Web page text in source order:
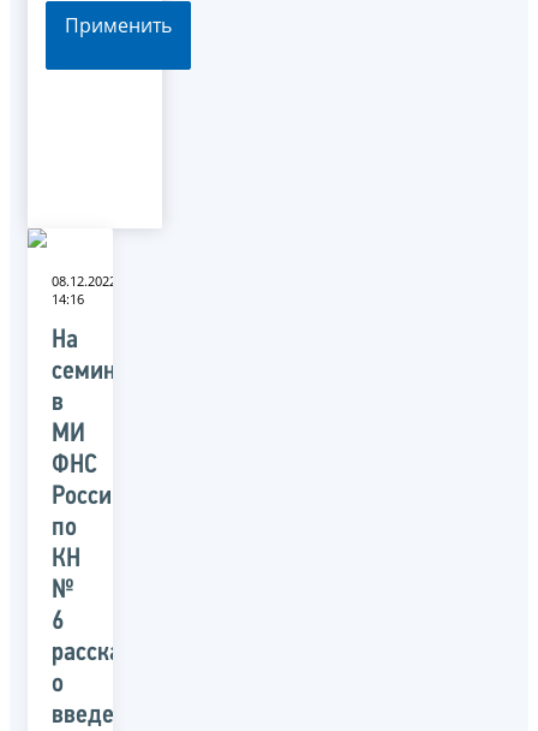
Применить
08.12.2022
14:16
На
семинаре
в
МИ
ФНС
России
по
КН
№
6
рассказали
о
введении